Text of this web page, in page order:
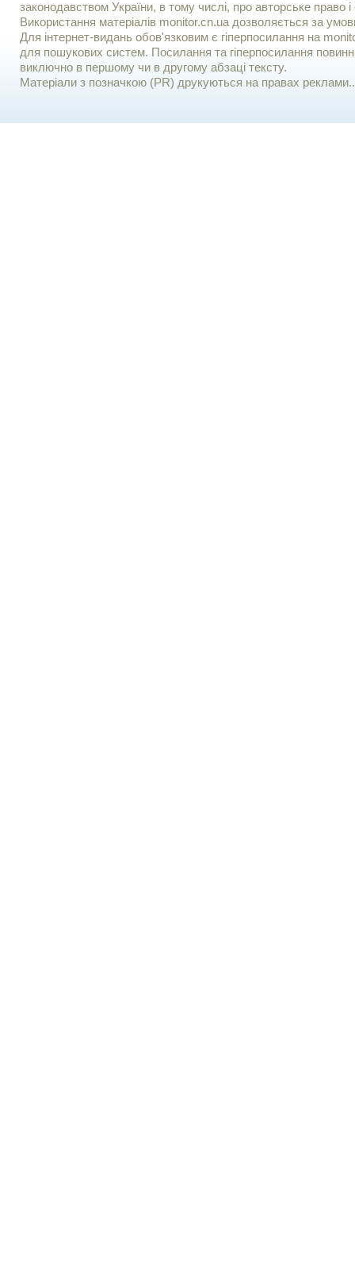
законодавством України, в тому числі, про авторське право і
Використання матерiалiв monitor.cn.ua дозволяється за
Для iнтернет-видань обов'язковим є гiперпосилання на
для пошукових систем. Посилання та гіперпосилання
виключно в першому чи в другому абзаці тексту.
Матеріали з позначкою (PR) друкуються на правах реклами..